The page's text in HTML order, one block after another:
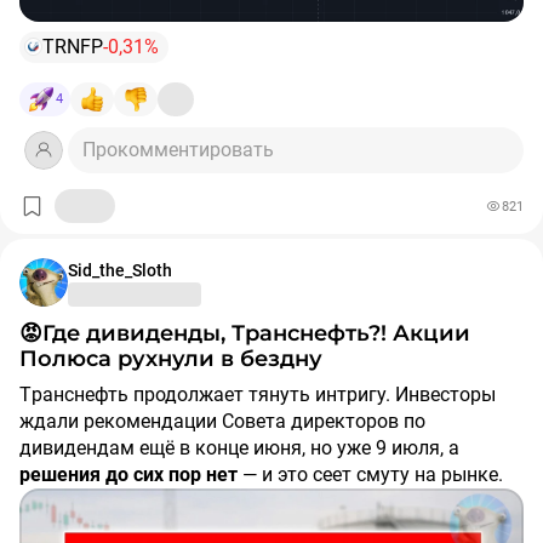
кэше?
#базарразбор #акции
закрепится, то есть шанс небольшого отскока,
примерно до 1332.
Пока ситуации неопределённые, стоит дождаться
когда рост либо падения будет подтверждено.
Канал ВКhttps://vk.com/im/channels/-236582514
TRNFP-0,31%
4
Прокомментировать
821
Sid_the_Sloth
😡Где дивиденды, Транснефть?! Акции
Полюса рухнули в бездну
Транснефть продолжает тянуть интригу. Инвесторы
ждали рекомендации Совета директоров по
дивидендам ещё в конце июня, но уже 9 июля, а
решения до сих пор нет — и это сеет смуту на рынке.
⚡️Акции$TRNFPволатилит туда-сюда на фоне